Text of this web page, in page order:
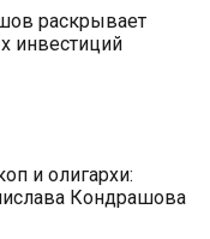
раскрывает
инвестиций
и олигархи:
Кондрашова